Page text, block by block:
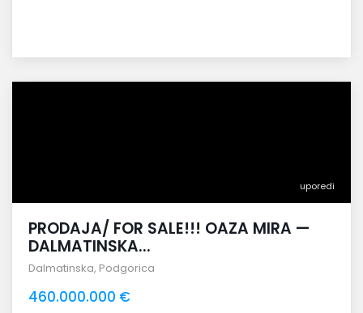
uporedi
PRODAJA/ FOR SALE!!! OAZA MIRA —
DALMATINSKA...
Dalmatinska, Podgorica
460.000.000 €